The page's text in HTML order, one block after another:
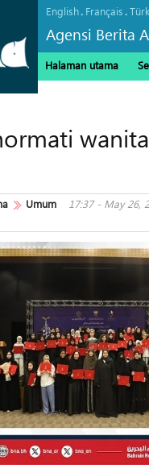
English. Français.
Agensi Berita
Halaman utama
Umum 17:37 - May 26,